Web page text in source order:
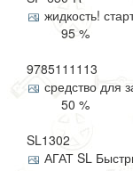
жидкость!
95 %
9785111113
средство для
50 %
SL1302
АГАТ SL